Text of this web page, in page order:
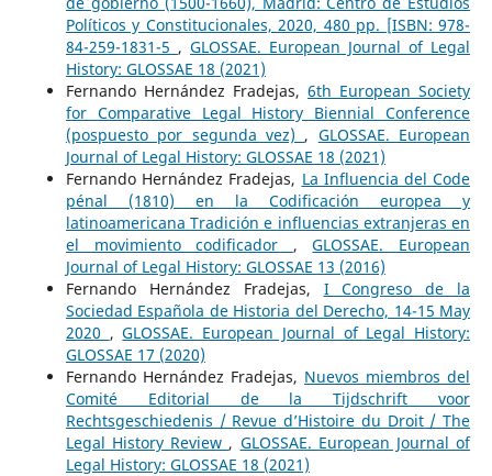
Políticos y Constitucionales, 2020, 480 pp. [ISBN: 978-
84-259-1831-5 , GLOSSAE. European Journal of Legal
History: GLOSSAE 18 (2021)
Fernando Hernández Fradejas,6th European Society
for Comparative Legal History Biennial Conference
(pospuesto por segunda vez) , GLOSSAE. European
Journal of Legal History: GLOSSAE 18 (2021)
Fernando Hernández Fradejas, La Influencia del Code
pénal (1810) en la Codificación europea y
latinoamericana Tradición e influencias extranjeras en
el movimiento codificador ,GLOSSAE. European
Journal of Legal History: GLOSSAE 13 (2016)
Fernando Hernández Fradejas, I Congreso de la
Sociedad Española de Historia del Derecho, 14-15 May
2020 ,GLOSSAE. European Journal of Legal History:
GLOSSAE 17 (2020)
Fernando Hernández Fradejas, Nuevos miembros del
Comité Editorial de la Tijdschrift voor
Rechtsgeschiedenis / Revue d’Histoire du Droit / The
Legal History Review , GLOSSAE. European Journal of
Legal History: GLOSSAE 18 (2021)